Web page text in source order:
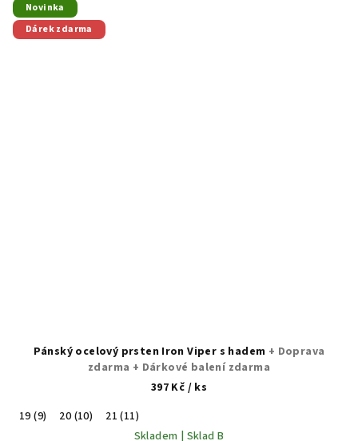
Novinka
Dárek zdarma
Pánský ocelový prsten Iron Viper s hadem + Doprava
zdarma + Dárkové balení zdarma
397 Kč / ks
19 (9)
20 (10)
21 (11)
Skladem | Sklad B